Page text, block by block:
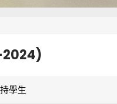
2024)
學生